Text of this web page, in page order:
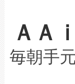
取得で
設には
最高経
す。「
限を超
持でき
ービス
テリー
なレー
な環境
キロメ
LiDAR
ＡＡ
毎朝手